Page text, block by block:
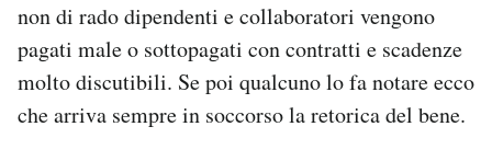
non di rado dipendenti e collaboratori vengono
pagati male o sottopagati con contratti e scadenze
molto discutibili. Se poi qualcuno lo fa notare ecco
che arriva sempre in soccorso la retorica del bene.